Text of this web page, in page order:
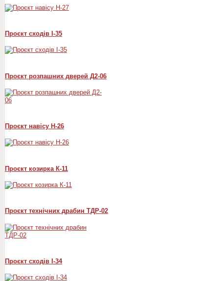
Проєкт сходів I-35
Проєкт розпашних дверей Д2-06
Проєкт навісу Н-26
Проєкт козирка К-11
Проєкт технічних драбин ТДР-02
Проєкт сходів I-34